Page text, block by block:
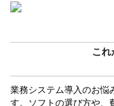
これ
業務システム導入のお悩
す。ソフトの選び方や、